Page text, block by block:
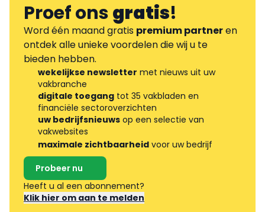
Proef onsgratis!
Word één maand gratis premium partneren
ontdek alle unieke voordelen die wij u te
bieden hebben.
wekelijkse newsletter met nieuws uit uw
vakbranche
digitale toegang tot 35 vakbladen en
financiële sectoroverzichten
uw bedrijfsnieuws op een selectie van
vakwebsites
maximale zichtbaarheid voor uw bedrijf
Probeer nu
Heeft u al een abonnement?
Klik hier om aan te melden